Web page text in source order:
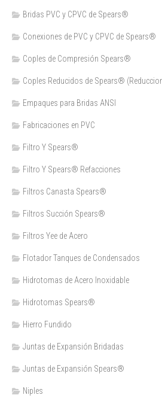
Bridas PVC y CPVC de Spears®
Conexiones de PVC y CPVC de Spears®
Coples de Compresión Spears®
Coples Reducidos de Spears®
Empaques para Bridas ANSI
Fabricaciones en PVC
Filtro Y Spears®
Filtro Y Spears® Refacciones
Filtros Canasta Spears®
Filtros Succión Spears®
Filtros Yee de Acero
Flotador Tanques de Condensados
Hidrotomas de Acero Inoxidable
Hidrotomas Spears®
Hierro Fundido
Juntas de Expansión Bridadas
Juntas de Expansión Spears®
Niples